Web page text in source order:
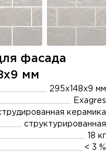
фасада
мм
295x148x9 мм
Exagres
керамика
структурированная
18 кг
< 3 %